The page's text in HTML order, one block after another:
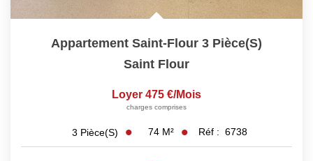
Appartement Saint-Flour 3 Pièce(s)
Saint Flour
Loyer 475 €/mois
charges comprises
3 Pièce(s) 74 M² Réf : 6738